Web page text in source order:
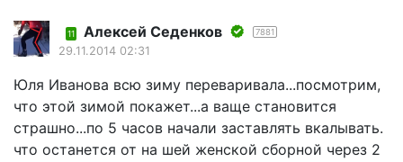
11 Алексей Седенков 7881
29.11.2014 02:31
Юля Иванова всю зиму переваривала...посмотрим,
что этой зимой покажет...а ваще становится
страшно...по 5 часов начали заставлять вкалывать.
что останется от на шей женской сборной через 2